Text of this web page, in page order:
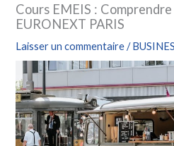
Cours EMEIS :
EURONEXT PARIS
Laisser un commentaire /